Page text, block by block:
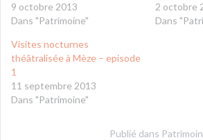
9 octobre 2013
Dans "Patrimoine"
2 octobre
Dans
Visites nocturnes
théâtralisée à Mèze – episode
1
11 septembre 2013
Dans "Patrimoine"
Publié dans